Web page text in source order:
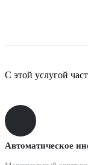
С этой услугой
Автоматическое